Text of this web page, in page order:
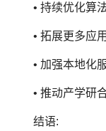
• 持续优化算
• 拓展更多应
• 加强本地化
• 推动产学研
结语: